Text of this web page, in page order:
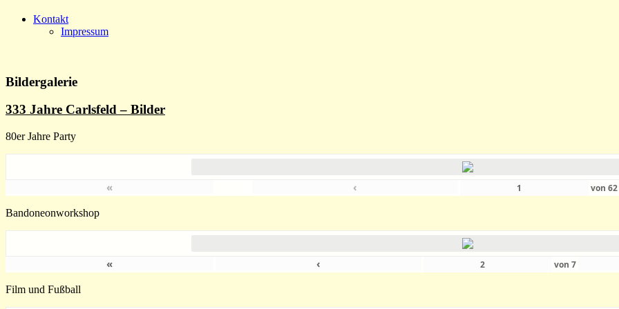
Kontakt
Impressum
Bildergalerie
333 Jahre Carlsfeld – Bilder
80er Jahre Party
« ‹ von62
Bandoneonworkshop
« ‹ von7
Film und Fußball